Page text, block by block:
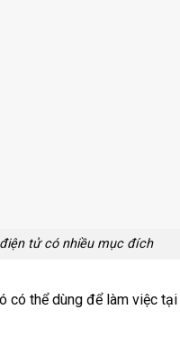
tử có nhiều mục đích
thể dùng để làm việc tại